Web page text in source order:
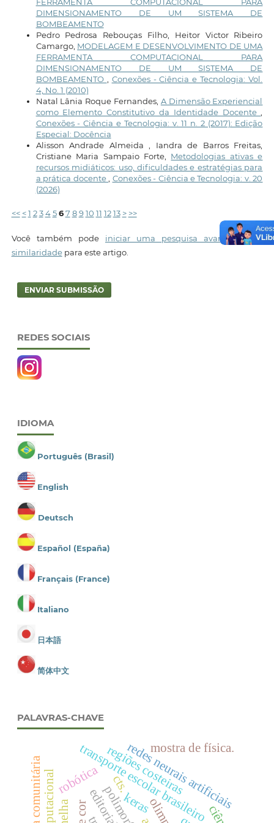
DIMENSIONAMENTO DE UM SISTEMA DE
BOMBEAMENTO
Pedro Pedrosa Rebouças Filho, Heitor Victor Ribeiro
Camargo, MODELAGEM E DESENVOLVIMENTO DE UMA
FERRAMENTA COMPUTACIONAL PARA
DIMENSIONAMENTO DE UM SISTEMA DE
BOMBEAMENTO
Conexões - Ciência e Tecnologia: Vol.
4, No. 1 (2010)
Natal Lânia Roque Fernandes, A Dimensão Experiencial
como Elemento Constitutivo da Identidade Docente
Conexões - Ciência e Tecnologia: v. 11 n. 2 (2017): Edição
Especial: Docência
Alisson Andrade Almeida , Iandra de Barros Freitas,
Cristiane Maria Sampaio Forte, Metodologias ativas e
recursos midiáticos: uso, dificuldades e estratégias para
a prática docente
Conexões - Ciência e Tecnologia: v. 20
(2026)
<< < 1 2 3 4 5 6 7 8 9 10 11 12 13 > >>
Você também pode iniciar uma pesquisa avançada por
similaridadepara este artigo.
ENVIAR SUBMISSÃO
REDES SOCIAIS
IDIOMA
Português (Brasil)
English
Deutsch
Español (España)
Français (France)
Italiano
日本語
简体中文
PALAVRAS-CHAVE
editorial
transporte escolar brasileiro
regiões costeiras
robótica redes neurais artificiais
keras
mostra de física.
cts.
horta comunitária